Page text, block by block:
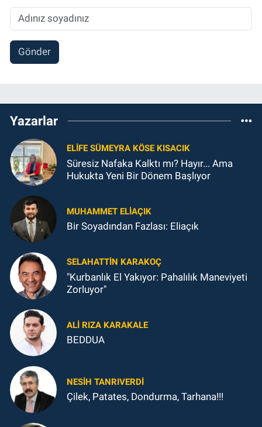
Gönder
Yazarlar
ELIFE SÜMEYRA KÖSE KISACIK
Süresiz Nafaka Kalktı mı? Hayır... Ama
Hukukta Yeni Bir Dönem Başlıyor
MUHAMMET ELİAÇIK
Bir Soyadından Fazlası: Eliaçık
SELAHATTIN KARAKOÇ
"Kurbanlık El Yakıyor: Pahalılık Maneviyeti
Zorluyor"
ALI RIZA KARAKALE
BEDDUA
NESIH TANRIVERDI
Çilek, Patates, Dondurma, Tarhana!!!